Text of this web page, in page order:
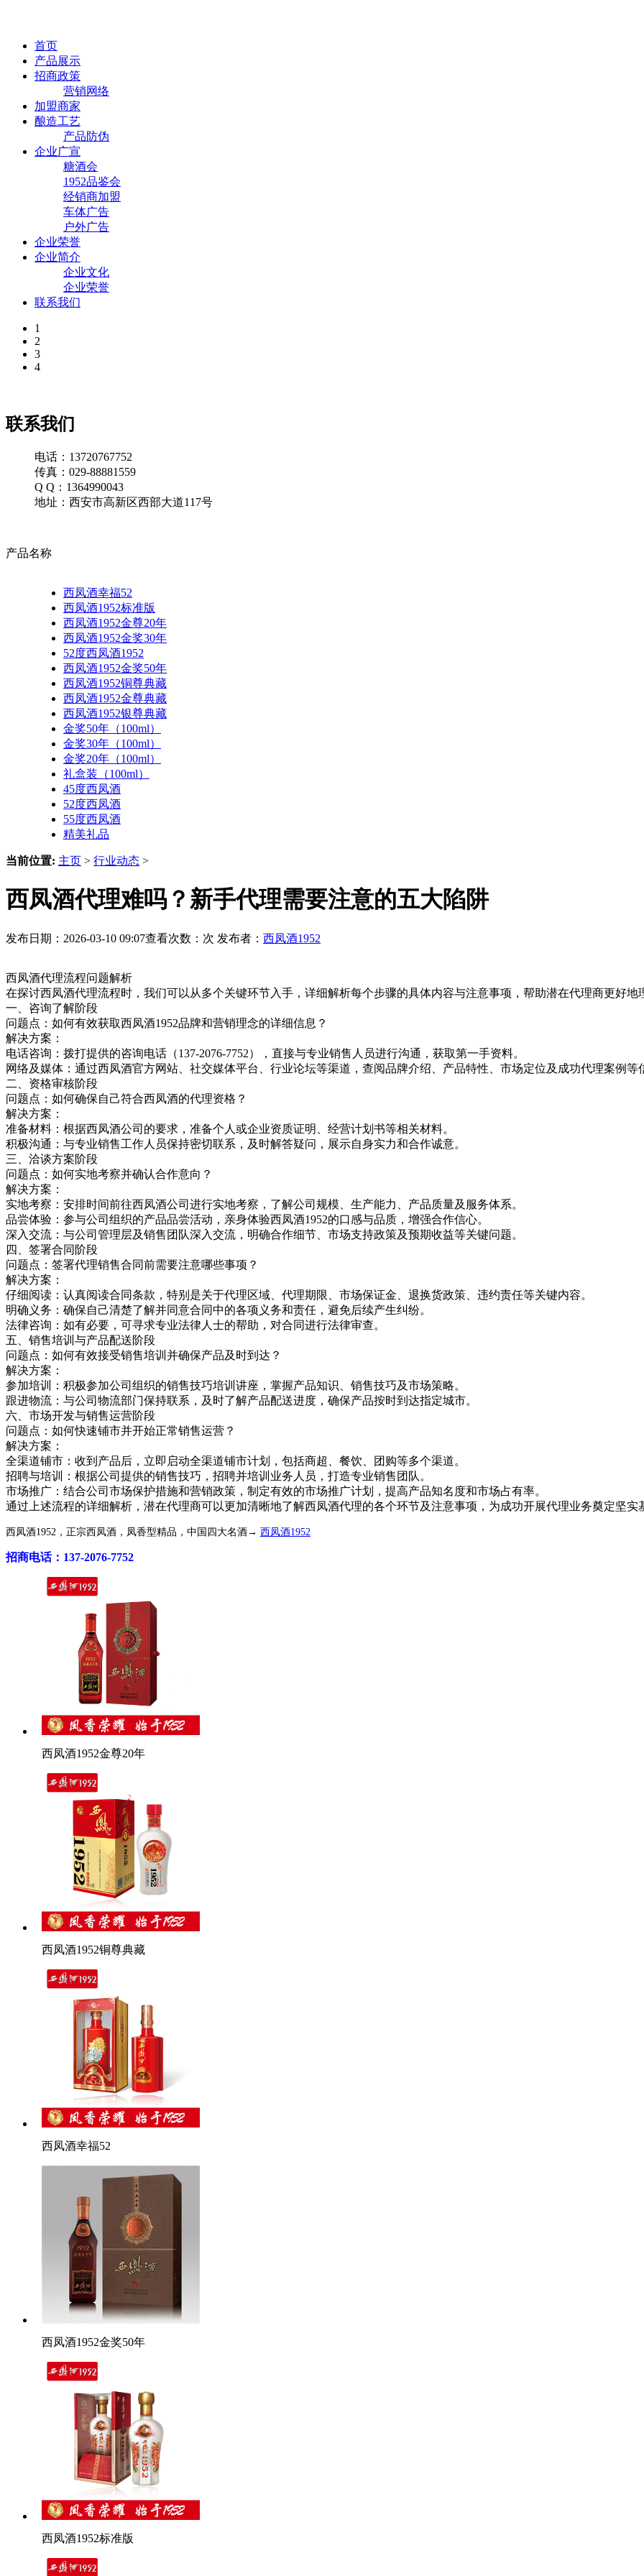
首页
产品展示
招商政策
营销网络
加盟商家
酿造工艺
产品防伪
企业广宣
糖酒会
1952品鉴会
经销商加盟
车体广告
户外广告
企业荣誉
企业简介
企业文化
企业荣誉
联系我们
1
2
3
4
联系我们
电话：13720767752
传真：029-88881559
Q Q：1364990043
地址：西安市高新区西部大道117号
产品名称
西凤酒幸福52
西凤酒1952标准版
西凤酒1952金尊20年
西凤酒1952金奖30年
52度西凤酒1952
西凤酒1952金奖50年
西凤酒1952铜尊典藏
西凤酒1952金尊典藏
西凤酒1952银尊典藏
金奖50年（100ml）
金奖30年（100ml）
金奖20年（100ml）
礼盒装（100ml）
45度西凤酒
52度西凤酒
55度西凤酒
精美礼品
当前位置: 主页 > 行业动态 >
西凤酒代理难吗？新手代理需要注意的五大陷阱
发布日期：2026-03-10 09:07查看次数： 次 发布者： 西凤酒1952
西凤酒代理流程问题解析
在探讨西凤酒代理流程时，我们可以从多个关键环节入手，详细解析每个步骤的具体内容与注意事项，帮助潜在代理商更好
一、咨询了解阶段
问题点：如何有效获取西凤酒1952品牌和营销理念的详细信息？
解决方案：
电话咨询：拨打提供的咨询电话（137-2076-7752），直接与专业销售人员进行沟通，获取第一手资料。
网络及媒体：通过西凤酒官方网站、社交媒体平台、行业论坛等渠道，查阅品牌介绍、产品特性、市场定位及成功代理案例等
二、资格审核阶段
问题点：如何确保自己符合西凤酒的代理资格？
解决方案：
准备材料：根据西凤酒公司的要求，准备个人或企业资质证明、经营计划书等相关材料。
积极沟通：与专业销售工作人员保持密切联系，及时解答疑问，展示自身实力和合作诚意。
三、洽谈方案阶段
问题点：如何实地考察并确认合作意向？
解决方案：
实地考察：安排时间前往西凤酒公司进行实地考察，了解公司规模、生产能力、产品质量及服务体系。
品尝体验：参与公司组织的产品品尝活动，亲身体验西凤酒1952的口感与品质，增强合作信心。
深入交流：与公司管理层及销售团队深入交流，明确合作细节、市场支持政策及预期收益等关键问题。
四、签署合同阶段
问题点：签署代理销售合同前需要注意哪些事项？
解决方案：
仔细阅读：认真阅读合同条款，特别是关于代理区域、代理期限、市场保证金、退换货政策、违约责任等关键内容。
明确义务：确保自己清楚了解并同意合同中的各项义务和责任，避免后续产生纠纷。
法律咨询：如有必要，可寻求专业法律人士的帮助，对合同进行法律审查。
五、销售培训与产品配送阶段
问题点：如何有效接受销售培训并确保产品及时到达？
解决方案：
参加培训：积极参加公司组织的销售技巧培训讲座，掌握产品知识、销售技巧及市场策略。
跟进物流：与公司物流部门保持联系，及时了解产品配送进度，确保产品按时到达指定城市。
六、市场开发与销售运营阶段
问题点：如何快速铺市并开始正常销售运营？
解决方案：
全渠道铺市：收到产品后，立即启动全渠道铺市计划，包括商超、餐饮、团购等多个渠道。
招聘与培训：根据公司提供的销售技巧，招聘并培训业务人员，打造专业销售团队。
市场推广：结合公司市场保护措施和营销政策，制定有效的市场推广计划，提高产品知名度和市场占有率。
通过上述流程的详细解析，潜在代理商可以更加清晰地了解西凤酒代理的各个环节及注意事项，为成功开展代理业务奠定坚实
西凤酒1952，正宗西凤酒，凤香型精品，中国四大名酒→ 西凤酒1952
招商电话：137-2076-7752
西凤酒1952金尊20年
西凤酒1952铜尊典藏
西凤酒幸福52
西凤酒1952金奖50年
西凤酒1952标准版